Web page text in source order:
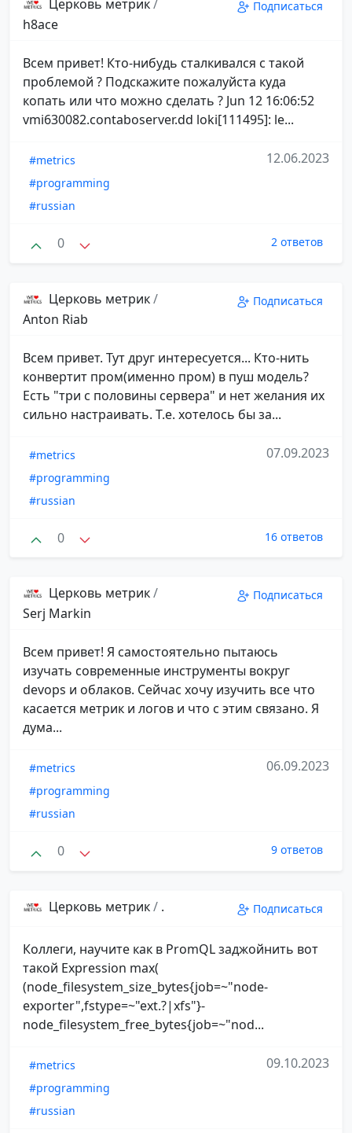
Церковь метрик/
h8ace
Подписаться
Всем привет! Кто-нибудь сталкивался с такой
проблемой ? Подскажите пожалуйста куда
копать или что можно сделать ? Jun 12 16:06:52
vmi630082.contaboserver.dd loki[111495]: le...
#metrics
#programming
#russian
12.06.2023
0 2 ответов
Церковь метрик/
Anton Riab
Подписаться
Всем привет. Тут друг интересуется... Кто-нить
конвертит пром(именно пром) в пуш модель?
Есть "три с половины сервера" и нет желания их
сильно настраивать. Т.е. хотелось бы за...
#metrics
#programming
#russian
07.09.2023
0 16 ответов
Церковь метрик/
Serj Markin
Подписаться
Всем привет! Я самостоятельно пытаюсь
изучать современные инструменты вокруг
devops и облаков. Сейчас хочу изучить все что
касается метрик и логов и что с этим связано. Я
дума...
#metrics
#programming
#russian
06.09.2023
0 9 ответов
Церковь метрик/ . Подписаться
Коллеги, научите как в PromQL заджойнить вот
такой Expression max(
(node_filesystem_size_bytes{job=~"node-
exporter",fstype=~"ext.?|xfs"}-
node_filesystem_free_bytes{job=~"nod...
#metrics
#programming
#russian
09.10.2023